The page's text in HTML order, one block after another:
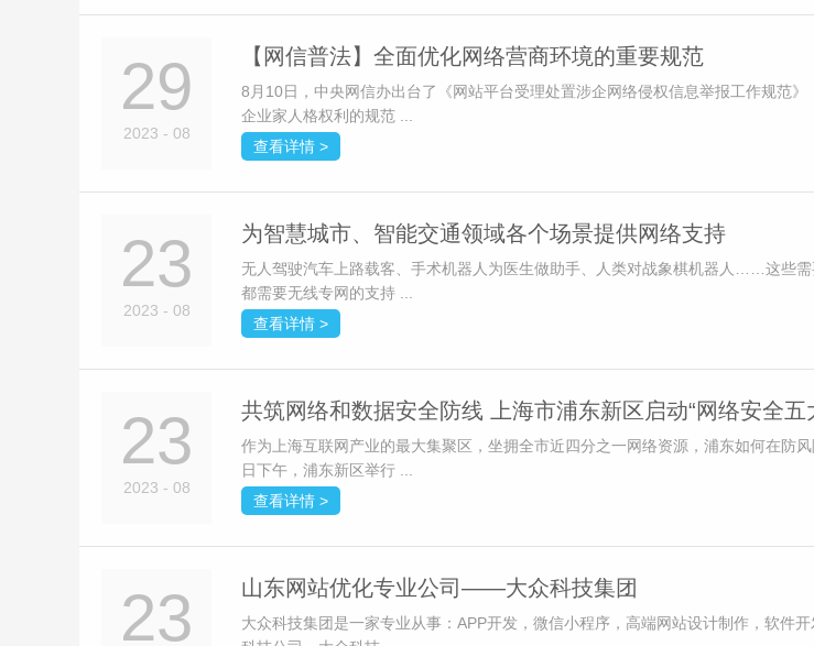
29
2023 - 08
【网信普法】全面优化网络营商环境的重要规范
8月10日，中央网信办出台了《网站平台受理处置涉企网络侵权信息举报工作规范
企业家人格权利的规范 ...
查看详情 >
23
2023 - 08
为智慧城市、智能交通领域各个场景提供网络支持
无人驾驶汽车上路载客、手术机器人为医生做助手、人类对战象棋机器人……这些
都需要无线专网的支持 ...
查看详情 >
23
2023 - 08
共筑网络和数据安全防线 上海市浦东新区启动“网络安全五
作为上海互联网产业的最大集聚区，坐拥全市近四分之一网络资源，浦东如何在防
日下午，浦东新区举行 ...
查看详情 >
23 山东网站优化专业公司——大众科技集团
大众科技集团是一家专业从事：APP开发，微信小程序，高端网站设计制作，软件